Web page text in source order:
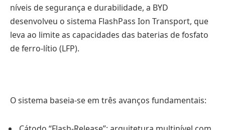
níveis de segurança e durabilidade, a BYD
desenvolveu o sistema FlashPass Ion Transport, que
leva ao limite as capacidades das baterias de fosfato
de ferro-lítio (LFP).
O sistema baseia-se em três avanços fundamentais: